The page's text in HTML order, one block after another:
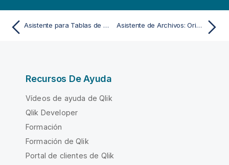
Asistente para Tablas de Restricción de Acceso Asistente de Archivos: Origen
Recursos De Ayuda
Vídeos de ayuda de Qlik
Qlik Developer
Formación
Formación de Qlik
Portal de clientes de Qlik